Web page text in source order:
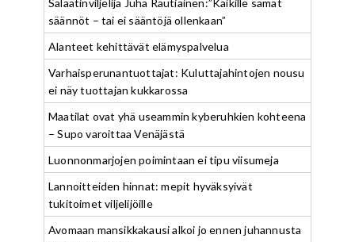
Salaatinviljelijä Juha Rautiainen:”Kaikille samat
säännöt – tai ei sääntöjä ollenkaan”
Alanteet kehittävät elämyspalvelua
Varhaisperunantuottajat: Kuluttajahintojen nousu
ei näy tuottajan kukkarossa
Maatilat ovat yhä useammin kyberuhkien kohteena
– Supo varoittaa Venäjästä
Luonnonmarjojen poimintaan ei tipu viisumeja
Lannoitteiden hinnat: mepit hyväksyivät
tukitoimet viljelijöille
Avomaan mansikkakausi alkoi jo ennen juhannusta